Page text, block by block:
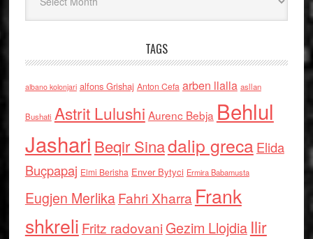
TAGS
albano kolonjari alfons Grishaj Anton Cefa arben llalla asllan
Bushati Astrit Lulushi Aurenc Bebja Behlul
Jashari Beqir Sinadalip grecaElida
Buçpapaj Elmi Berisha Enver Bytyci Ermira Babamusta
Eugjen MerlikaFahri Xharra Frank
shkreli Fritz radovaniGezim Llojdia Ilir